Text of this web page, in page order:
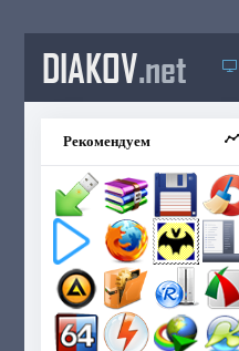
DIAKOV.net
Рекомендуем